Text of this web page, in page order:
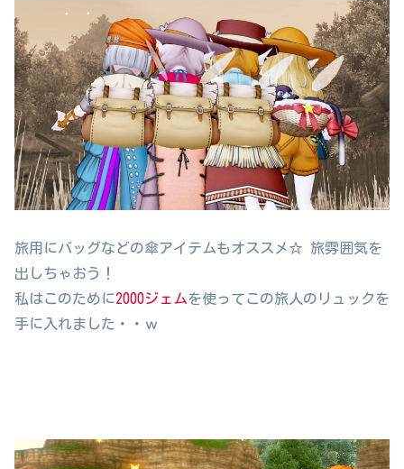
旅用にバッグなどの傘アイテムもオススメ☆ 旅雰囲気を
出しちゃおう！
私はこのために2000ジェムを使ってこの旅人のリュックを
手に入れました・・ｗ